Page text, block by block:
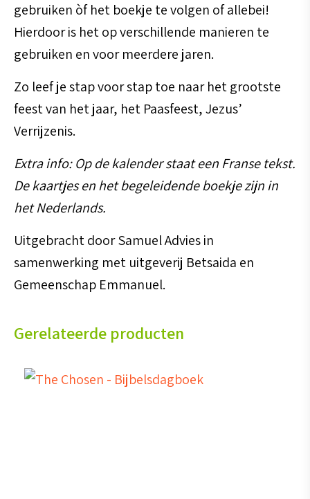
gebruiken òf het boekje te volgen of allebei!
Hierdoor is het op verschillende manieren te
gebruiken en voor meerdere jaren.
Zo leef je stap voor stap toe naar het grootste
feest van het jaar, het Paasfeest, Jezus’
Verrijzenis.
Extra info: Op de kalender staat een Franse tekst.
De kaartjes en het begeleidende boekje zijn in
het Nederlands.
Uitgebracht door Samuel Advies in
samenwerking met uitgeverij Betsaida en
Gemeenschap Emmanuel.
Gerelateerde producten